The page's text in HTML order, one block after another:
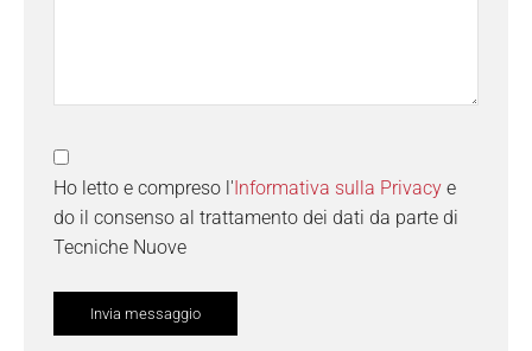
Ho letto e compreso l'Informativa sulla Privacy e
do il consenso al trattamento dei dati da parte di
Tecniche Nuove